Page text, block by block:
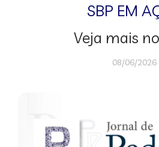
SBP EM
Veja mais
08/06/2026